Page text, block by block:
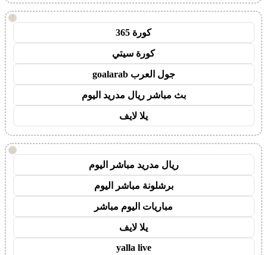
!
كورة 365
كورة سيتي
جول العرب goalarab
بث مباشر ريال مدريد اليوم
يلا لايف
!
ريال مدريد مباشر اليوم
برشلونة مباشر اليوم
مباريات اليوم مباشر
يلا لايف
yalla live